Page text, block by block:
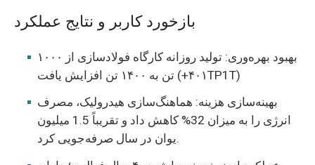
بازخورد کاربر و نتایج عملکرد
بهبود بهره‌وری: تولید روزانه کارگاه فولادسازی از ۱۰۰۰
تن به ۱۴۰۰ تن افزایش یافت (+۴۰۱TP1T)
بهینه‌سازی هزینه: هماهنگ‌سازی هیدرولیک، مصرف
انرژی را به میزان 32% کاهش داد و تقریباً 1.5 میلیون
یوان در سال صرفه‌جویی کرد.